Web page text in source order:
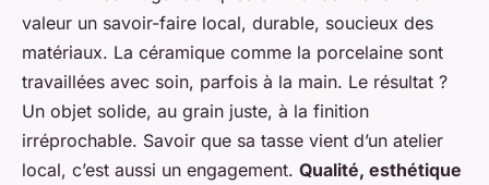
valeur un savoir-faire local, durable, soucieux des
matériaux. La céramique comme la porcelaine sont
travaillées avec soin, parfois à la main. Le résultat ?
Un objet solide, au grain juste, à la finition
irréprochable. Savoir que sa tasse vient d’un atelier
local, c’est aussi un engagement. Qualité, esthétique